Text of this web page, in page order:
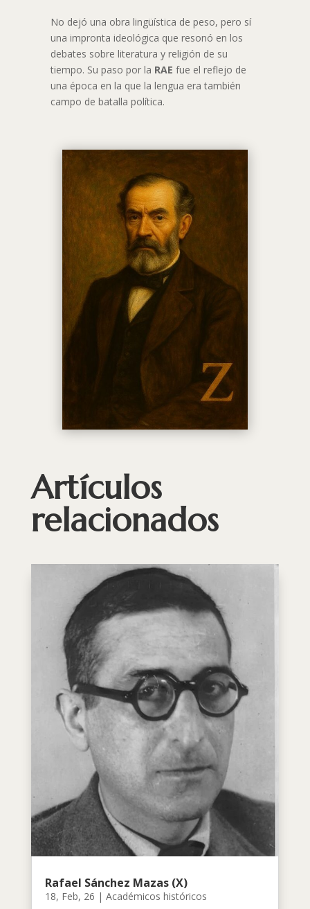
No dejó una obra lingüística de peso, pero sí
una impronta ideológica que resonó en los
debates sobre literatura y religión de su
tiempo. Su paso por la RAE fue el reflejo de
una época en la que la lengua era también
campo de batalla política.
Artículos
relacionados
Rafael Sánchez Mazas (X)
18, Feb, 26 | Académicos históricos